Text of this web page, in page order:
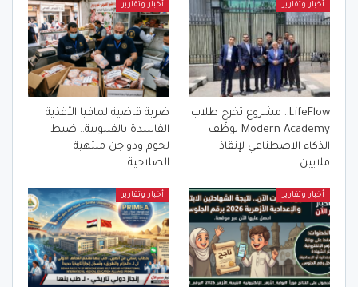
أخبار وتقارير
LifeFlow.. مشروع تخرج طلاب
Modern Academy يوظّف
الذكاء الاصطناعي لإنقاذ
ملايين…
أخبار وتقارير
ضربة قاضية لمافيا الأغذية
الفاسدة بالقليوبية.. ضبط
لحوم ودواجن منتهية
الصلاحية…
أخبار وتقارير أخبار وتقارير